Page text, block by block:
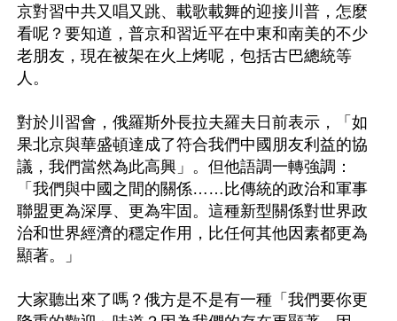
京對習中共又唱又跳、載歌載舞的迎接川普，怎麼
看呢？要知道，普京和習近平在中東和南美的不少
老朋友，現在被架在火上烤呢，包括古巴總統等
人。
對於川習會，俄羅斯外長拉夫羅夫日前表示，「如
果北京與華盛頓達成了符合我們中國朋友利益的協
議，我們當然為此高興」。但他語調一轉強調：
「我們與中國之間的關係……比傳統的政治和軍事
聯盟更為深厚、更為牢固。這種新型關係對世界政
治和世界經濟的穩定作用，比任何其他因素都更為
顯著。」
大家聽出來了嗎？俄方是不是有一種「我們要你更